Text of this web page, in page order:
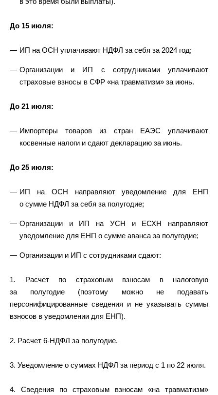
До 15 июля:
ИП на ОСН уплачивают НДФЛ за себя за 2024 год;
Организации и ИП с сотрудниками уплачивают
страховые взносы в СФР «на травматизм» за июнь.
До 21 июля:
Импортеры товаров из стран ЕАЭС уплачивают
косвенные налоги и сдают декларацию за июнь.
До 25 июля:
ИП на ОСН направляют уведомление для ЕНП
о сумме НДФЛ за себя за полугодие;
Организации и ИП на УСН и ЕСХН направляют
уведомление для ЕНП о сумме аванса за полугодие;
Организации и ИП с сотрудниками сдают:
1. Расчет по страховым взносам в налоговую
за полугодие (поэтому можно не подавать
персонифицированные сведения и не указывать суммы
взносов в уведомлении для ЕНП).
2. Расчет 6-НДФЛ за полугодие.
3. Уведомление о суммах НДФЛ за период с 1 по 22 июля.
4. Сведения по страховым взносам «на травматизм»